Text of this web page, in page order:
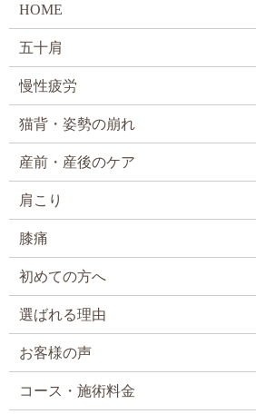
HOME
五十肩
慢性疲労
猫背・姿勢の崩れ
産前・産後のケア
肩こり
膝痛
初めての方へ
選ばれる理由
お客様の声
コース・施術料金